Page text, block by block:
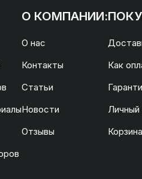
О КОМПАНИИ:
О нас
Контакты
Статьи
Новости
Отзывы
Как
Личный
Корзина